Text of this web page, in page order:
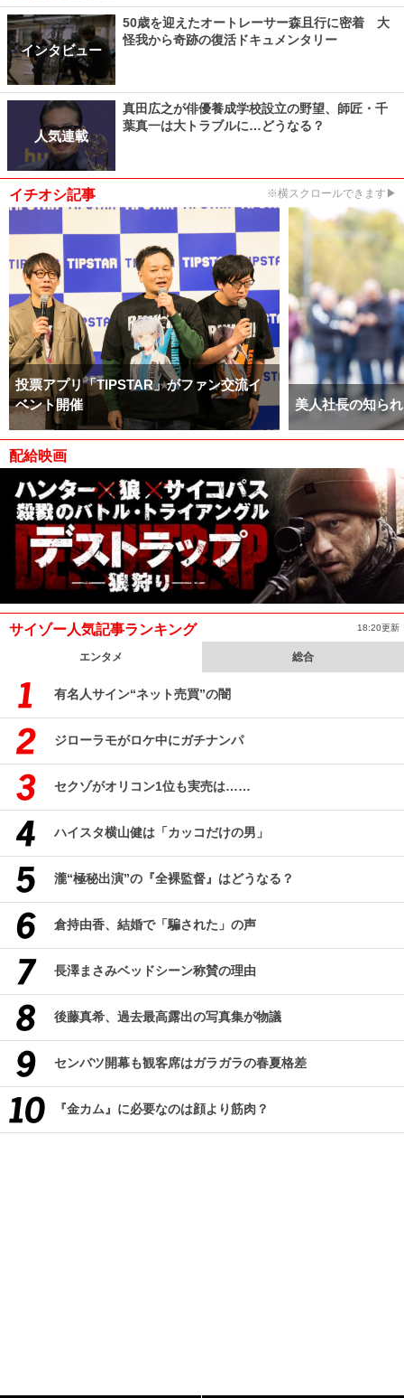
インタビュー
50歳を迎えたオートレーサー森且行に密着 大
怪我から奇跡の復活ドキュメンタリー
人気連載
真田広之が俳優養成学校設立の野望、師匠・千
葉真一は大トラブルに…どうなる？
イチオシ記事 ※横スクロールできます▶
投票アプリ「TIPSTAR」がファン交流イ
ベント開催
美人社長の知ら
配給映画
サイゾー人気記事ランキング 18:20更新
エンタメ 総合
有名人サイン“ネット売買”の闇
ジローラモがロケ中にガチナンパ
セクゾがオリコン1位も実売は……
ハイスタ横山健は「カッコだけの男」
瀧“極秘出演”の『全裸監督』はどうなる？
倉持由香、結婚で「騙された」の声
長澤まさみベッドシーン称賛の理由
後藤真希、過去最高露出の写真集が物議
センバツ開幕も観客席はガラガラの春夏格差
『金カム』に必要なのは顔より筋肉？